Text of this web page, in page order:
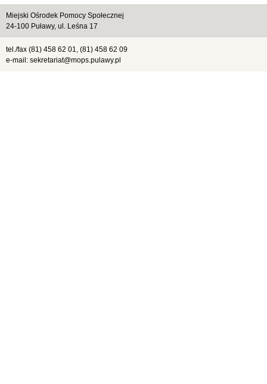
Miejski Ośrodek Pomocy Społecznej
24-100 Puławy, ul. Leśna 17
tel./fax (81) 458 62 01, (81) 458 62 09
e-mail: sekretariat@mops.pulawy.pl